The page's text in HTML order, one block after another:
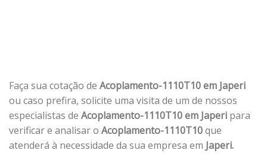
Faça sua cotação de Acoplamento-1110T10 em Japeri
ou caso prefira, solicite uma visita de um de nossos
especialistas de Acoplamento-1110T10 em Japeri para
verificar e analisar o Acoplamento-1110T10que
atenderá à necessidade da sua empresa em Japeri.